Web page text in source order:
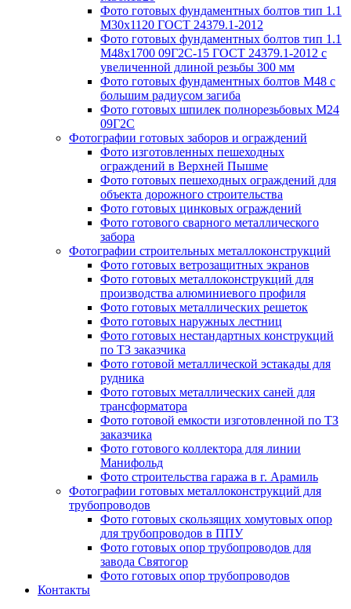
Фото готовых фундаментных болтов тип 1.1
М30х1120 ГОСТ 24379.1-2012
Фото готовых фундаментных болтов тип 1.1
М48х1700 09Г2С-15 ГОСТ 24379.1-2012 с
увеличенной длиной резьбы 300 мм
Фото готовых фундаментных болтов М48 с
большим радиусом загиба
Фото готовых шпилек полнорезьбовых М24
09Г2С
Фотографии готовых заборов и ограждений
Фото изготовленных пешеходных
ограждений в Верхней Пышме
Фото готовых пешеходных ограждений для
объекта дорожного строительства
Фото готовых цинковых ограждений
Фото готового сварного металлического
забора
Фотографии строительных металлоконструкций
Фото готовых ветрозащитных экранов
Фото готовых металлоконструкций для
производства алюминиевого профиля
Фото готовых металлических решеток
Фото готовых наружных лестниц
Фото готовых нестандартных конструкций
по ТЗ заказчика
Фото готовой металлической эстакады для
рудника
Фото готовых металлических саней для
трансформатора
Фото готовой емкости изготовленной по ТЗ
заказчика
Фото готового коллектора для линии
Манифольд
Фото строительства гаража в г. Арамиль
Фотографии готовых металлоконструкций для
трубопроводов
Фото готовых скользящих хомутовых опор
для трубопроводов в ППУ
Фото готовых опор трубопроводов для
завода Святогор
Фото готовых опор трубопроводов
Контакты